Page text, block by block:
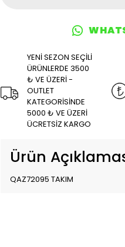
YENİ SEZON SEÇİLİ
ÜRÜNLERDE 3500
₺ VE ÜZERİ -
OUTLET
KATEGORİSİNDE
5000 ₺ VE ÜZERİ
ÜCRETSİZ KARGO
Ürün
QAZ72095 TAKIM